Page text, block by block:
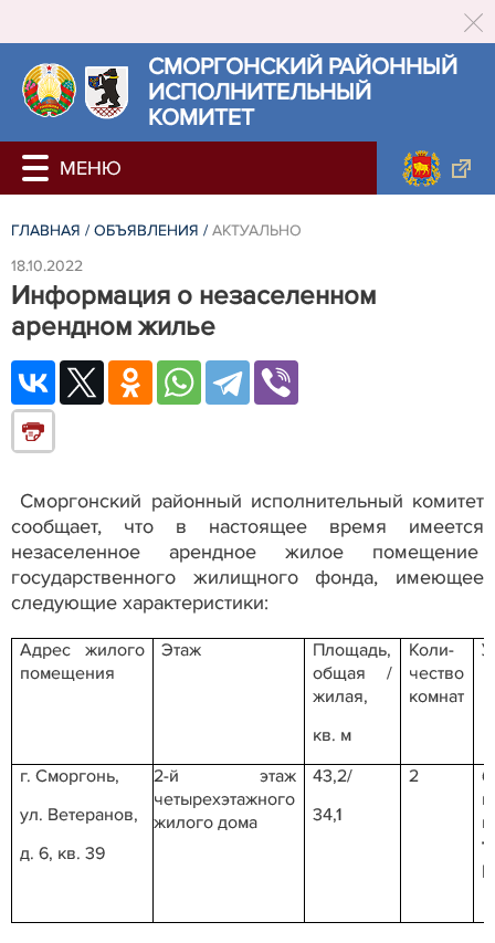
СМОРГОНСКИЙ РАЙОННЫЙ
ИСПОЛНИТЕЛЬНЫЙ
КОМИТЕТ
ГЛАВНАЯ / ОБЪЯВЛЕНИЯ / АКТУАЛЬНО
18.10.2022
Информация о незаселенном
арендном жилье
Сморгонский районный исполнительный комитет
сообщает, что в настоящее время имеется
незаселенное арендное жилое помещение
государственного жилищного фонда, имеющее
следующие характеристики:
Адрес жилого
помещения
Этаж
Площадь,
общая /
жилая,
кв. м
Коли-
чество
комнат
г. Сморгонь,
ул. Ветеранов,
д. 6, кв. 39
2-й этаж
четырехэтажного
жилого дома
43,2/
34,1
2